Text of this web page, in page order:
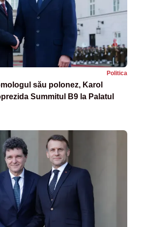
Politica
său polonez, Karol
Summitul B9 la Palatul